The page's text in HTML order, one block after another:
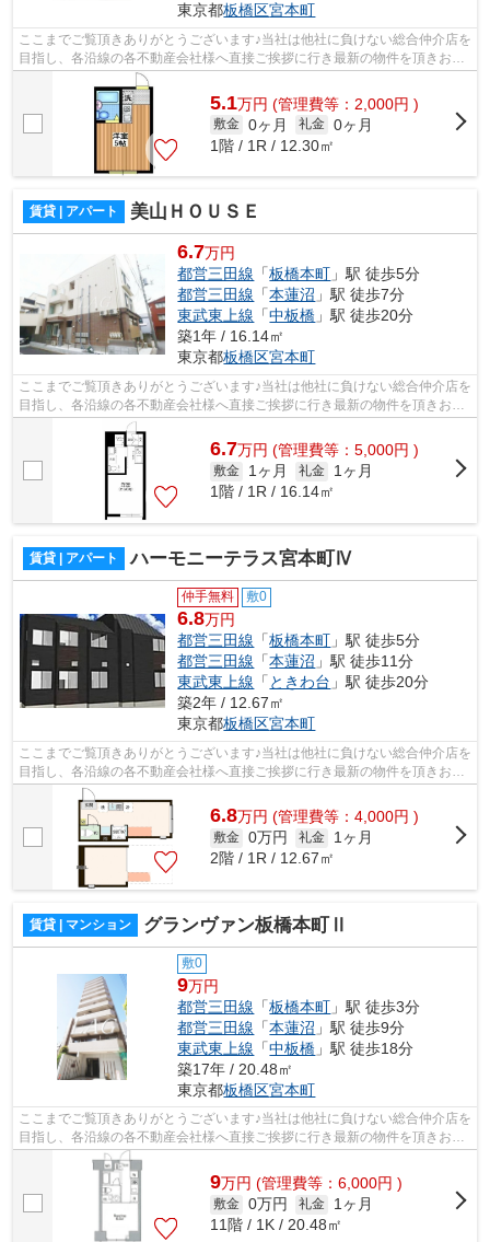
東京都板橋区宮本町
ここまでご覧頂きありがとうございます♪当社は他社に負けない総合仲介店を
目指し、各沿線の各不動産会社様へ直接ご挨拶に行き最新の物件を頂きお客
様へ提供しております！最新の情報は...
5.1万円 (管理費等：2,000円 )
敷金 0ヶ月 礼金 0ヶ月
1階 / 1R / 12.30㎡
賃貸 | アパート 美山ＨＯＵＳＥ
6.7万円
都営三田線 「板橋本町 」駅 徒歩5分
都営三田線 「本蓮沼 」駅 徒歩7分
東武東上線 「中板橋 」駅 徒歩20分
築1年 / 16.14㎡
東京都板橋区宮本町
ここまでご覧頂きありがとうございます♪当社は他社に負けない総合仲介店を
目指し、各沿線の各不動産会社様へ直接ご挨拶に行き最新の物件を頂きお客
様へ提供しております！最新の情報は...
6.7万円 (管理費等：5,000円 )
敷金 1ヶ月 礼金
1ヶ月
1階 / 1R / 16.14㎡
賃貸 | アパート ハーモニーテラス宮本町Ⅳ
仲手無料 敷0
6.8万円
都営三田線 「板橋本町 」駅 徒歩5分
都営三田線 「本蓮沼 」駅 徒歩11分
東武東上線 「 ときわ台 」駅 徒歩20分
築2年 / 12.67㎡
東京都板橋区宮本町
ここまでご覧頂きありがとうございます♪当社は他社に負けない総合仲介店を
目指し、各沿線の各不動産会社様へ直接ご挨拶に行き最新の物件を頂きお客
様へ提供しております！最新の情報は...
6.8万円 (管理費等：4,000円 )
敷金 0万円 礼金
1ヶ月
2階 / 1R / 12.67㎡
賃貸 | マンション グランヴァン板橋本町Ⅱ
敷0
9万円
都営三田線 「板橋本町 」駅 徒歩3分
都営三田線 「本蓮沼 」駅 徒歩9分
東武東上線 「中板橋 」駅 徒歩18分
築17年 / 20.48㎡
東京都板橋区宮本町
ここまでご覧頂きありがとうございます♪当社は他社に負けない総合仲介店を
目指し、各沿線の各不動産会社様へ直接ご挨拶に行き最新の物件を頂きお客
様へ提供しております！最新の情報は...
9万円 (管理費等：6,000円 )
敷金 0万円 礼金
1ヶ月
11階 / 1K / 20.48㎡